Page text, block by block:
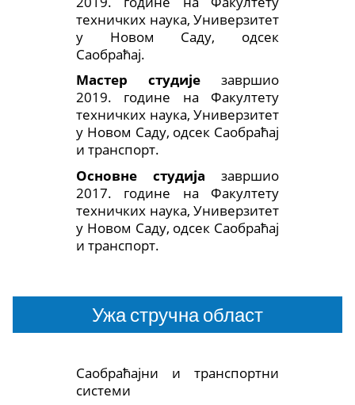
техничких наука, Универзитет
у Новом Саду, одсек
Саобраћај.
Мастер студије завршио
2019. године на Факултету
техничких наука, Универзитет
у Новом Саду, одсек Саобраћај
и транспорт.
Основне студија завршио
2017. године на Факултету
техничких наука, Универзитет
у Новом Саду, одсек Саобраћај
и транспорт.
Ужа стручна област
Саобраћајни и транспортни
системи